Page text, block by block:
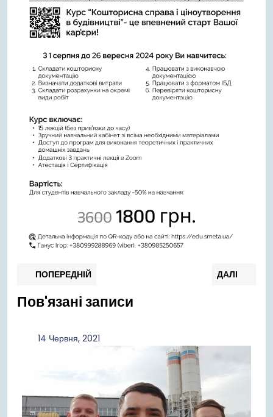
Навігація
записів
ПОПЕРЕДНІЙ ДАЛІ
Пов'язані записи
14 Червня, 202114
Червня,